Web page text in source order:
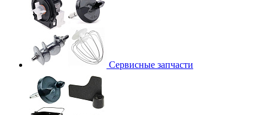
Сервисные запчасти